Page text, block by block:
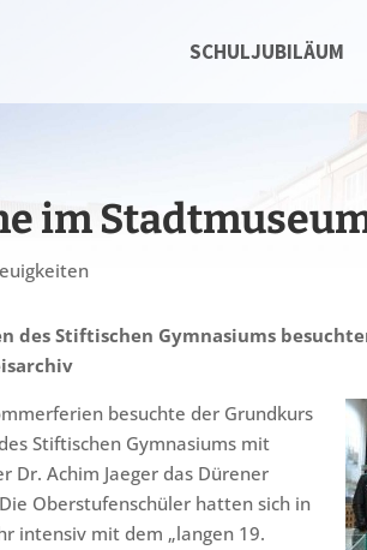
SCHULJUBILÄUM
im
des Stiftischen Gymnasiums
besuchte der Grundkurs
Stiftischen Gymnasiums mit
Dr. Achim Jaeger das Dürener
Oberstufenschüler hatten sich in
intensiv mit dem „langen 19.